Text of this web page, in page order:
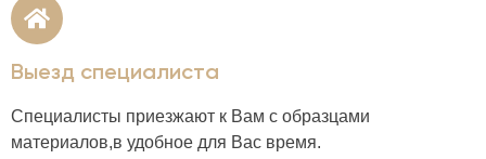
Выезд специалиста
Специалисты приезжают к Вам с образцами
материалов,в удобное для Вас время.